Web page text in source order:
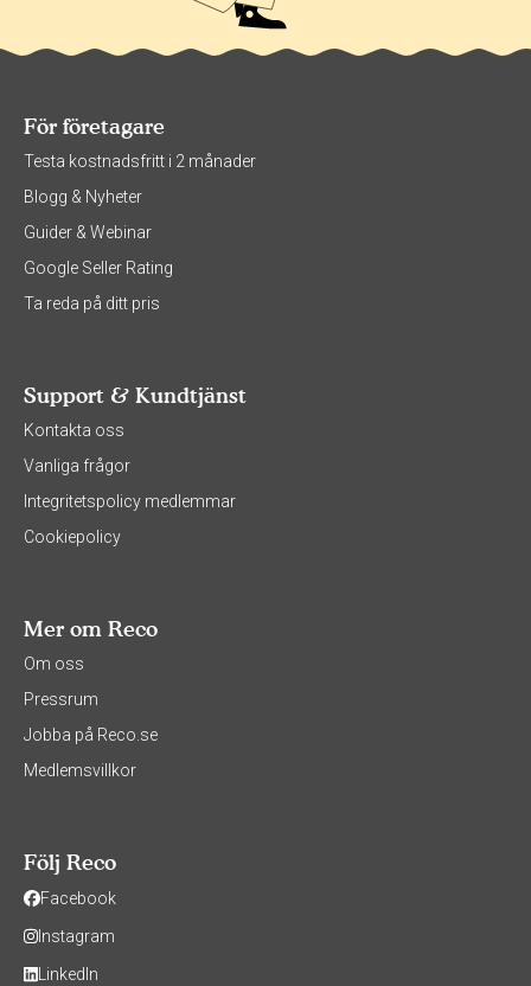
För företagare
Testa kostnadsfritt i 2 månader
Blogg & Nyheter
Guider & Webinar
Google Seller Rating
Ta reda på ditt pris
Support & Kundtjänst
Kontakta oss
Vanliga frågor
Integritetspolicy medlemmar
Cookiepolicy
Mer om Reco
Om oss
Pressrum
Jobba på Reco.se
Medlemsvillkor
Följ Reco
Facebook
Instagram
LinkedIn